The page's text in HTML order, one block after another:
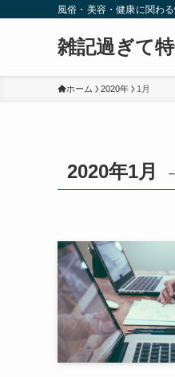
風俗・美容・健康に関わ
雑記過ぎて
ホーム 2020年 1月
2020年1月